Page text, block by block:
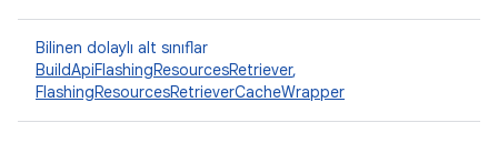
Bilinen dolaylı alt sınıflar
BuildApiFlashingResourcesRetriever,
FlashingResourcesRetrieverCacheWrapper